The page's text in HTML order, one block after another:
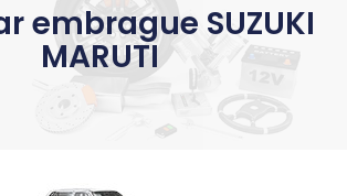
embrague SUZUKI
MARUTI